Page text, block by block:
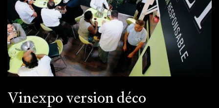
Vinexpo version déco